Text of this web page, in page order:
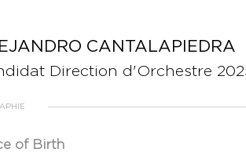
CANTALAPIEDRA
Direction d'Orchestre
of Birth